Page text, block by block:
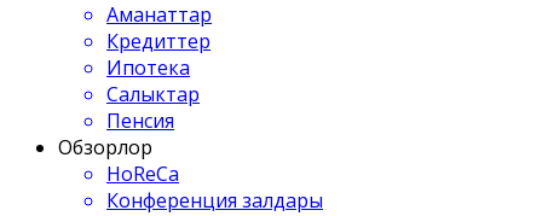
Аманаттар
Кредиттер
Ипотека
Салыктар
Пенсия
Обзорлор
HoReCa
Конференция залдары